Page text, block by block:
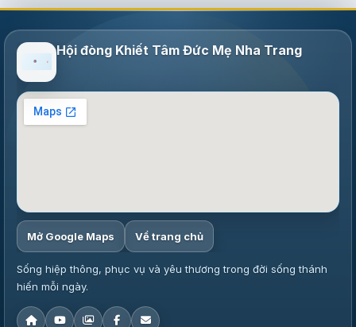
Hội đòng Khiết Tâm Đức Mẹ Nha Trang
Mở Google Maps Về trang chủ
Sống hiệp thông, phục vụ và yêu thương trong đời sống thánh
hiến mỗi ngày.